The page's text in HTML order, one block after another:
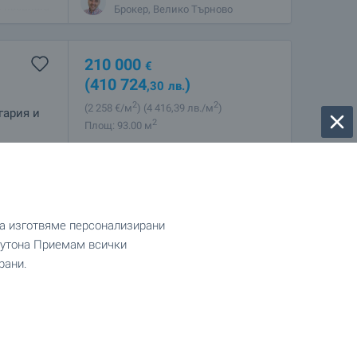
Брокер, Велико Търново
и
210 000 €
(410 724,30 лв.)
(2 258 €/м2) (4 416,39 лв./м2)
Площ: 93.00 м2
изготвяме персонализирани
Приемам всички